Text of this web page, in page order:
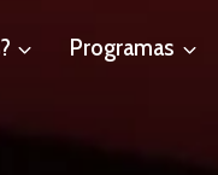
Programas